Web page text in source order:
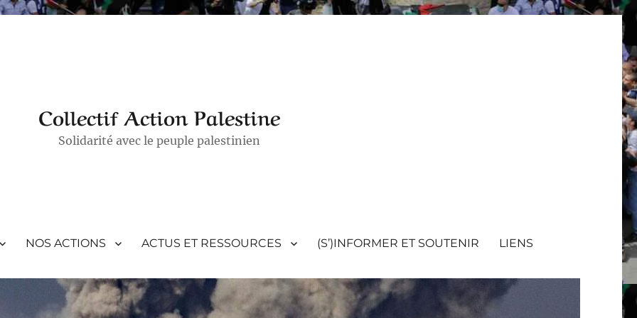
Collectif Action Palestine
Solidarité avec le peuple palestinien
NOS ACTIONS ACTUS ET RESSOURCES (S’)INFORMER ET SOUTENIR LIENS